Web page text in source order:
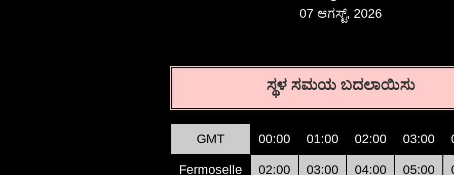
07 ಆಗಸ್ಟ್, 2026
ಸ್ಥಳ ಸಮಯ ಬದಲಾಯಿಸು
GMT 00:00 01:00 02:00 03:00
Fermoselle 02:00 03:00 04:00 05:00